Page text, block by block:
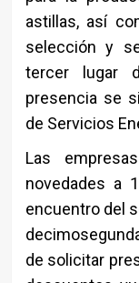
astillas, así
selección y
tercer lugar
presencia se
de Servicios
Las
novedades a
encuentro del
de solicitar